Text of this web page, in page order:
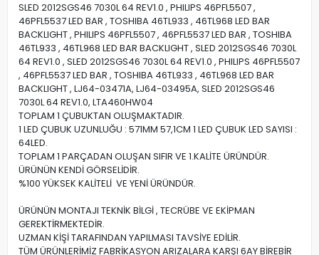
SLED 2012SGS46 7030L 64 REV1.0 , PHILIPS 46PFL5507 ,
46PFL5537 LED BAR , TOSHIBA 46TL933 , 46TL968 LED BAR
BACKLIGHT , PHILIPS 46PFL5507 , 46PFL5537 LED BAR , TOSHIBA
46TL933 , 46TL968 LED BAR BACKLIGHT , SLED 2012SGS46 7030L
64 REV1.0 , SLED 2012SGS46 7030L 64 REV1.0 , PHILIPS 46PFL5507
, 46PFL5537 LED BAR , TOSHIBA 46TL933 , 46TL968 LED BAR
BACKLIGHT , LJ64-03471A, LJ64-03495A, SLED 2012SGS46
7030L 64 REV1.0, LTA460HW04
TOPLAM 1 ÇUBUKTAN OLUŞMAKTADIR.
1 LED ÇUBUK UZUNLUĞU : 571MM 57,1CM 1 LED ÇUBUK LED SAYISI :
64LED.
TOPLAM 1 PARÇADAN OLUŞAN SIFIR VE 1.KALİTE ÜRÜNDÜR.
ÜRÜNÜN KENDİ GÖRSELİDİR.
%100 YÜKSEK KALİTELİ VE YENİ ÜRÜNDÜR.
ÜRÜNÜN MONTAJI TEKNİK BİLGİ , TECRÜBE VE EKİPMAN
GEREKTİRMEKTEDİR.
UZMAN KİŞİ TARAFINDAN YAPILMASI TAVSİYE EDİLİR.
TÜM ÜRÜNLERİMİZ FABRİKASYON ARIZALARA KARŞI 6AY BİREBİR